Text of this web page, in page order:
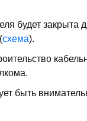
будет закрыта
схема).
быть